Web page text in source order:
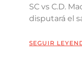
SC vs C.D.
disputará el
SEGUIR